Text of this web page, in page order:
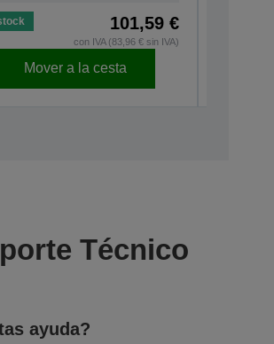
101,59 €
con IVA (83,96 € sin IVA)
Mover a la cesta
Técnico
ayuda?